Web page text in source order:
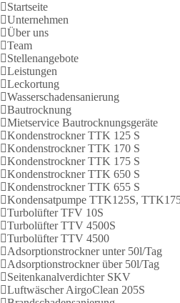
Startseite
Unternehmen
Über uns
Team
Stellenangebote
Leistungen
Leckortung
Wasserschadensanierung
Bautrocknung
Mietservice Bautrocknungsgeräte
Kondenstrockner TTK 125 S
Kondenstrockner TTK 170 S
Kondenstrockner TTK 175 S
Kondenstrockner TTK 650 S
Kondenstrockner TTK 655 S
Kondensatpumpe TTK125S,
Turbolüfter TFV 10S
Turbolüfter TTV 4500S
Turbolüfter TTV 4500
Adsorptionstrockner unter 50l/Tag
Adsorptionstrockner über 50l/Tag
Seitenkanalverdichter SKV
Luftwäscher AirgoClean 205S